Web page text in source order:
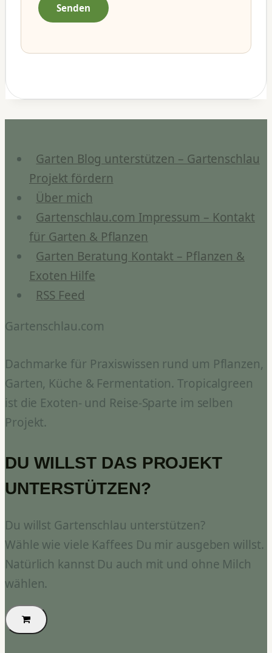
Garten Blog unterstützen – Gartenschlau
Projekt fördern
Über mich
Gartenschlau.com Impressum – Kontakt
für Garten & Pflanzen
Garten Beratung Kontakt – Pflanzen &
Exoten Hilfe
RSS Feed
Gartenschlau.com
Dachmarke für Praxiswissen rund um Pflanzen,
Garten, Küche & Fermentation. Tropicalgreen
ist die Exoten- und Reise-Sparte im selben
Projekt.
DU WILLST DAS PROJEKT
UNTERSTÜTZEN?
Du willst Gartenschlau unterstützen?
Wähle wie viele Kaffees Du mir ausgeben willst.
Natürlich kannst Du auch mit und ohne Milch
wählen.